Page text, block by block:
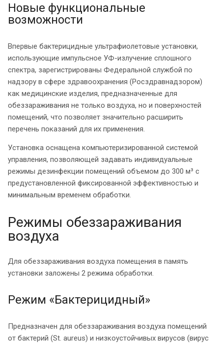
Новые функциональные
возможности
Впервые бактерицидные ультрафиолетовые установки,
использующие импульсное УФ-излучение сплошного
спектра, зарегистрированы Федеральной службой по
надзору в сфере здравоохранения (Росздравнадзором)
как медицинские изделия, предназначенные для
обеззараживания не только воздуха, но и поверхностей
помещений, что позволяет значительно расширить
перечень показаний для их применения.
Установка оснащена компьютеризированной системой
управления, позволяющей задавать индивидуальные
режимы дезинфекции помещений объемом до 300 м³ с
предустановленной фиксированной эффективностью и
минимальным временем обработки.
Режимы обеззараживания
воздуха
Для обеззараживания воздуха помещения в память
установки заложены 2 режима обработки.
Режим «Бактерицидный»
Предназначен для обеззараживания воздуха помещений
от бактерий (St. aureus) и низкоустойчивых вирусов (вирус